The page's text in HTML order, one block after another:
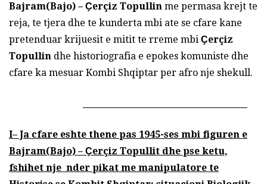
Bajram(Bajo) – Ҫerçiz Topullin me permasa krejt te
reja, te tjera dhe te kunderta mbi ate se cfare kane
pretenduar krijuesit e mitit te rreme mbi Ҫerçiz
Topullin dhe historiografia e epokes komuniste dhe
cfare ka mesuar Kombi Shqiptar per afro nje shekull.
I– Ja cfare eshte thene pas 1945-ses mbi figuren e
Bajram(Bajo) – Ҫerçiz Topullit dhe pse ketu,
fshihet nje nder pikat me manipulatore te